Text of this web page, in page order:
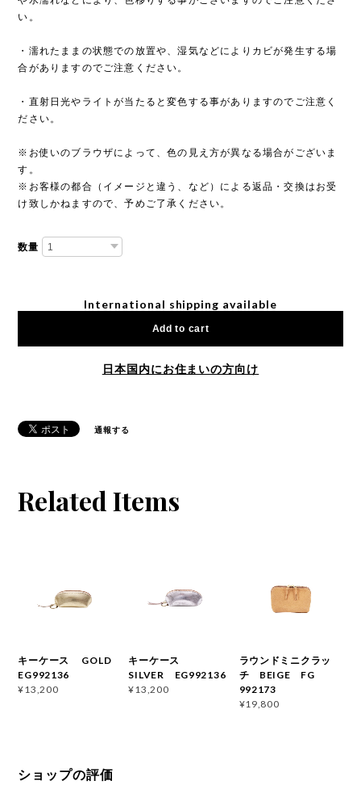
い。
・濡れたままの状態での放置や、湿気などによりカビが発生する場
合がありますのでご注意ください。
・直射日光やライトが当たると変色する事がありますのでご注意く
ださい。
※お使いのブラウザによって、色の見え方が異なる場合がございま
す。
※お客様の都合（イメージと違う、など）による返品・交換はお受
け致しかねますので、予めご了承ください。
数量
International shipping available
Add to cart
日本国内にお住まいの方向け
通報する
Related Items
キーケース GOLD
EG992136
¥13,200
キーケース
SILVER EG992136
¥13,200
ラウンドミニクラッ
チ BEIGE FG
992173
¥19,800
ショップの評価